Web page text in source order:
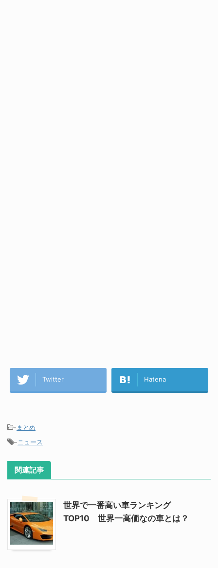
Twitter Hatena
- まとめ
-ニュース
関連記事
世界で一番高い車ランキング
TOP10 世界一高価なの車とは？